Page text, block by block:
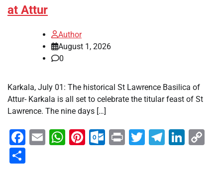
at Attur
Author
August 1, 2026
0
Karkala, July 01: The historical St Lawrence Basilica of
Attur- Karkala is all set to celebrate the titular feast of St
Lawrence. The nine days […]
Facebook
EmailWhatsApp
Pinterest
Outlook.com
PrintTwitter